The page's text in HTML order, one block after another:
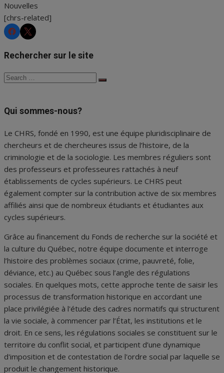
Nouvelles
[chrs-related]
CHRSCHRS
Rechercher sur le site
Search
Search
Qui sommes-nous?
Le CHRS, fondé en 1990, est une équipe pluridisciplinaire de
chercheurs et de chercheures issus de l’histoire, de la
criminologie et de la sociologie. Les membres réguliers sont
des professeurs et professeures rattachés à neuf
établissements de cycles supérieurs. Le CHRS peut
également compter sur la contribution active de six membres
affiliés ainsi que de nombreux étudiants et étudiantes aux
cycles supérieurs.
Grâce au financement du Fonds de recherche sur la société et
la culture du Québec, notre équipe documente et interroge
l’histoire des problèmes sociaux (crime, pauvreté, folie,
déviance, etc.) au Québec sous l’angle des régulations
sociales. En quelques mots, cette approche tente de saisir les
processus de transformation historique en accordant une
place privilégiée à l'étude des cadres normatifs qui structurent
la vie sociale, à commencer par l’État, les institutions et le
droit. En ce sens, les régulations sociales se constituent sur le
territoire du conflit social, et participent d’une dynamique
d'imposition et de contestation de l'ordre social par laquelle se
produit le changement historique.